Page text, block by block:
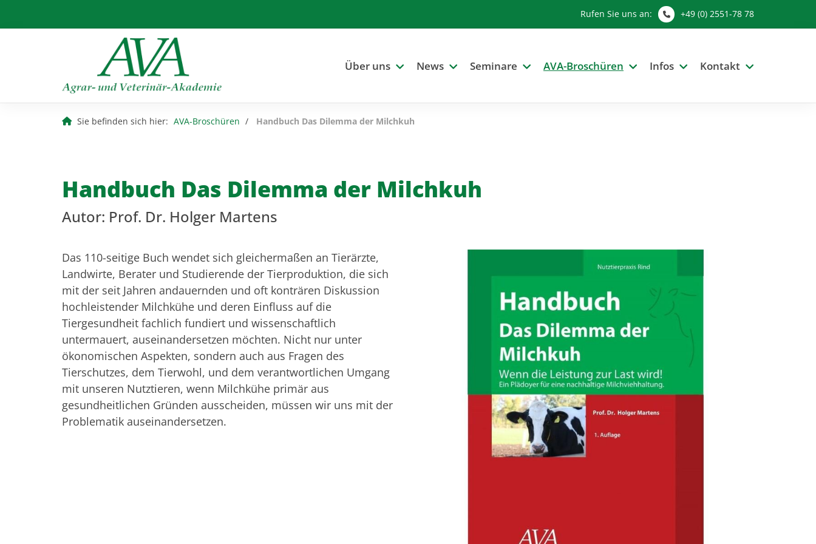
Rufen Sie uns an: +49 (0) 2551-78 78
Über uns News Seminare AVA-Broschüren Infos Kontakt
Sie befinden sich hier: AVA-Broschüren Handbuch Das Dilemma der Milchkuh
Handbuch Das Dilemma der Milchkuh
Autor: Prof. Dr. Holger Martens
Das 110-seitige Buch wendet sich gleichermaßen an Tierärzte,
Landwirte, Berater und Studierende der Tierproduktion, die sich
mit der seit Jahren andauernden und oft konträren Diskussion
hochleistender Milchkühe und deren Einfluss auf die
Tiergesundheit fachlich fundiert und wissenschaftlich
untermauert, auseinandersetzen möchten. Nicht nur unter
ökonomischen Aspekten, sondern auch aus Fragen des
Tierschutzes, dem Tierwohl, und dem verantwortlichen Umgang
mit unseren Nutztieren, wenn Milchkühe primär aus
gesundheitlichen Gründen ausscheiden, müssen wir uns mit der
Problematik auseinandersetzen.